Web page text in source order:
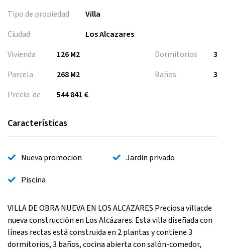
Tipo de propiedad
Villa
Ciudad
Los Alcazares
Vivienda
126 M2
Parcela
268 M2
Precio de
544 841 €
Dormitorios
3
Baños
3
Características
Nueva promocion
Jardin privado
Piscina
VILLA DE OBRA NUEVA EN LOS ALCAZARES Preciosa villacde
nueva construcción en Los Alcázares. Esta villa diseñada con
líneas rectas está construida en 2 plantas y contiene 3
dormitorios, 3 baños, cocina abierta con salón-comedor,